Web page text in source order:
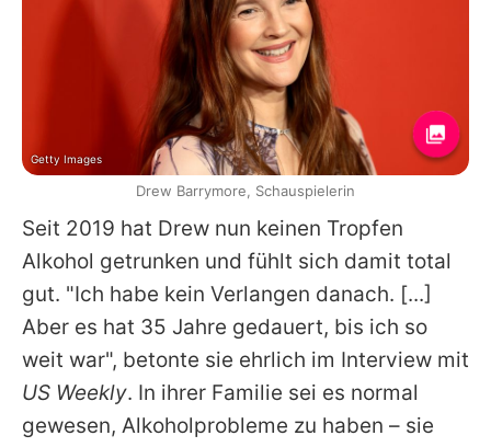
Seit 2019 hat Drew nun keinen Tropfen
Alkohol getrunken und fühlt sich damit total
gut. "Ich habe kein Verlangen danach. [...]
Aber es hat 35 Jahre gedauert, bis ich so
weit war", betonte sie ehrlich im Interview mit
US Weekly. In ihrer Familie sei es normal
gewesen, Alkoholprobleme zu haben – sie
Getty Images
Drew Barrymore, Schauspielerin